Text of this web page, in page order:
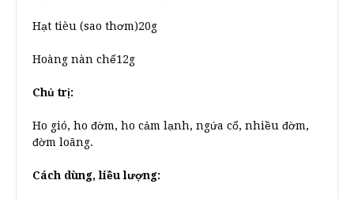
Hạt tièu (sao thơm)20g
Hoàng nàn chế12g
Chủ trị:
Ho gió, ho đờm, ho cảm lạnh, ngứa cổ, nhiều đờm,
đờm loãng.
Cách dùng, liều lượng: